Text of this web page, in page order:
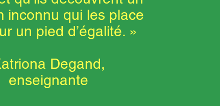
inconnu qui les place
un pied d’égalité. »
Degand,
enseignante